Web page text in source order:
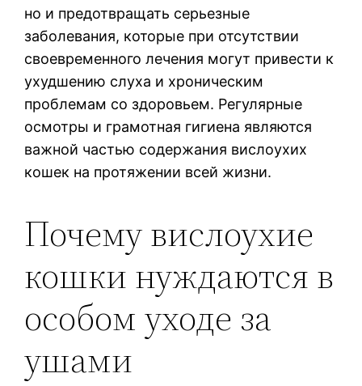
но и предотвращать серьезные
заболевания, которые при отсутствии
своевременного лечения могут привести к
ухудшению слуха и хроническим
проблемам со здоровьем. Регулярные
осмотры и грамотная гигиена являются
важной частью содержания вислоухих
кошек на протяжении всей жизни.
Почему вислоухие
кошки нуждаются в
особом уходе за
ушами